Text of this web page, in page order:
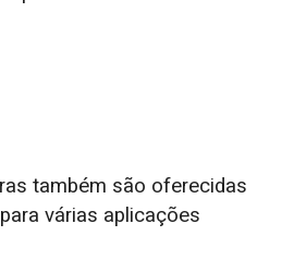
também são oferecidas
várias aplicações